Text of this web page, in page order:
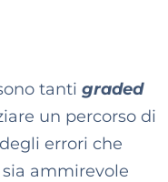
tanti graded
un percorso di
errori che
ammirevole